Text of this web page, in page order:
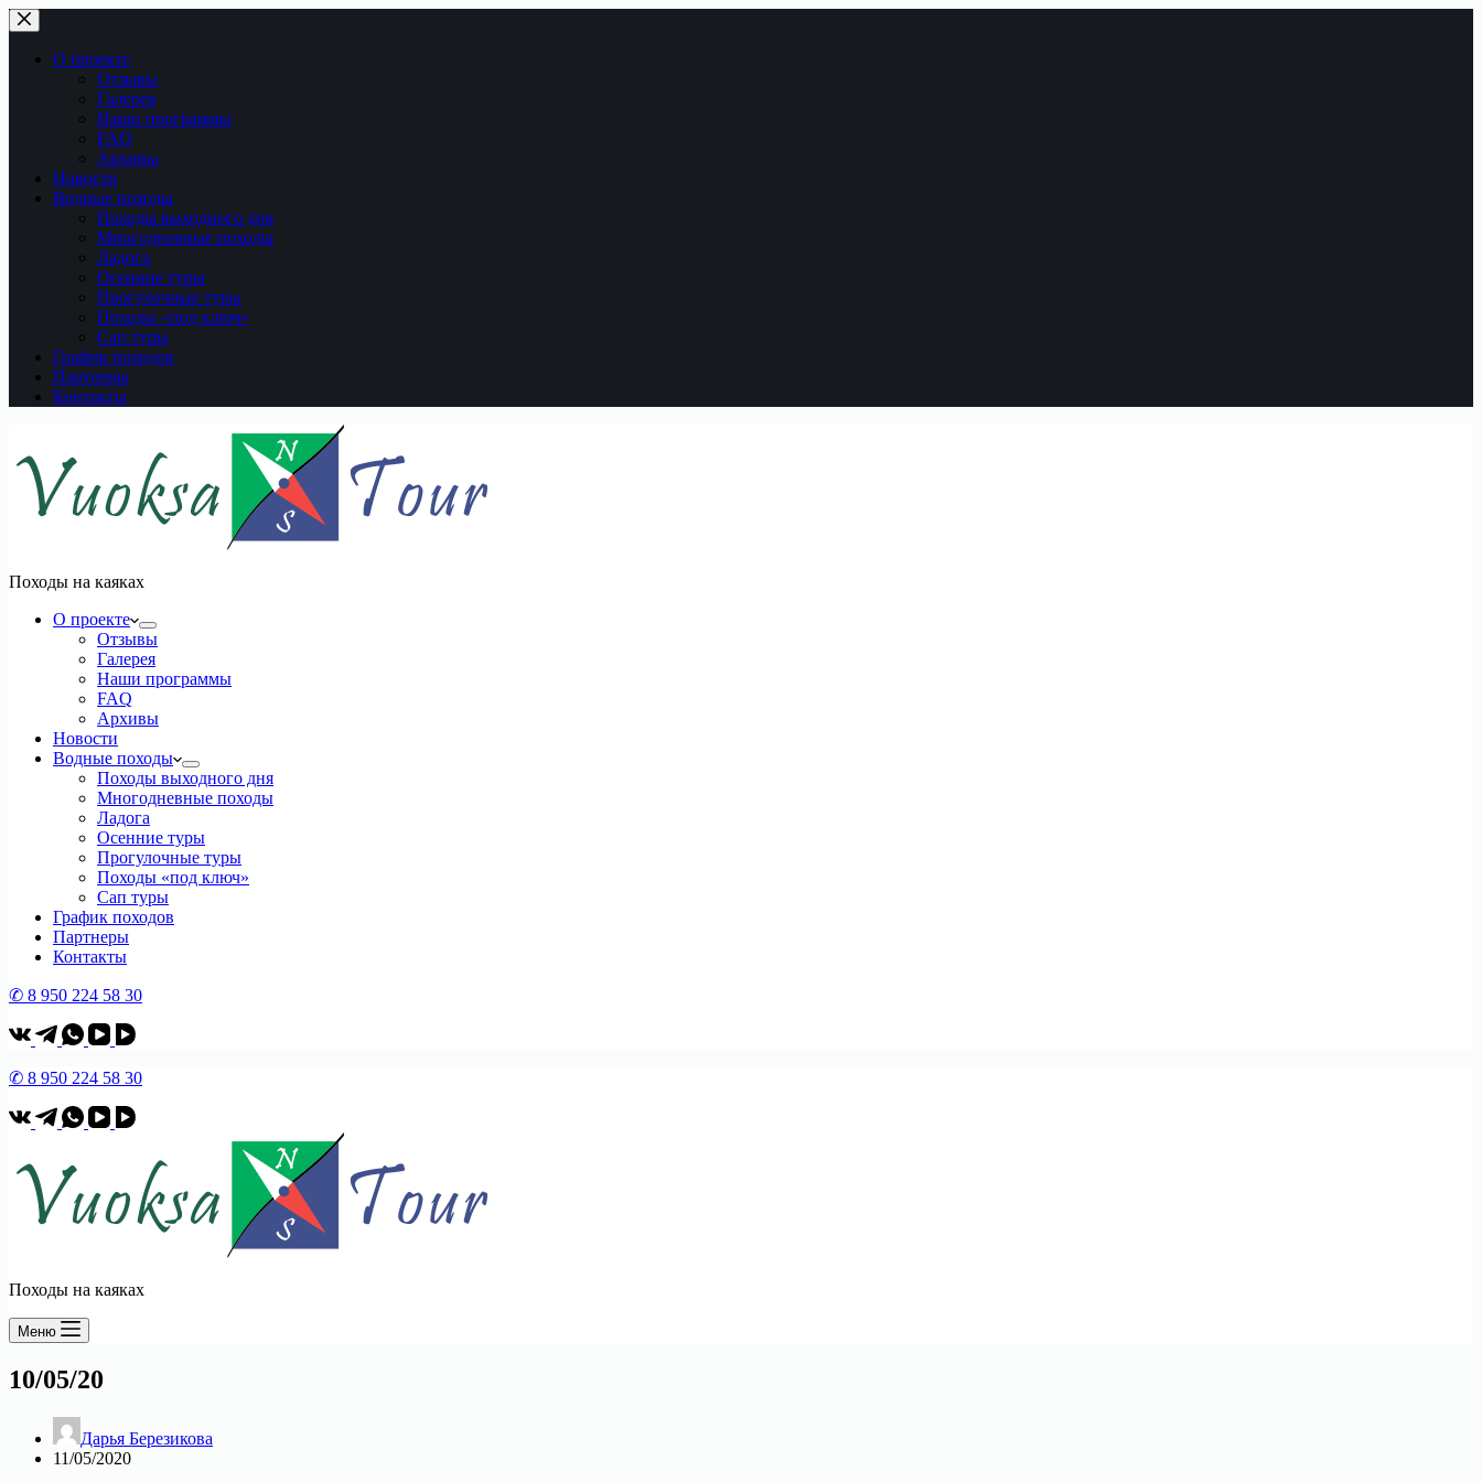
Перейти
к
сути
О проекте
Отзывы
Галерея
Наши программы
FAQ
Архивы
Новости
Водные походы
Походы выходного дня
Многодневные походы
Ладога
Осенние туры
Прогулочные туры
Походы «под ключ»
Сап туры
График походов
Партнеры
Контакты
Походы на каяках
О проекте
Отзывы
Галерея
Наши программы
FAQ
Архивы
Новости
Водные походы
Походы выходного дня
Многодневные походы
Ладога
Осенние туры
Прогулочные туры
Походы «под ключ»
Сап туры
График походов
Партнеры
Контакты
✆ 8 950 224 58 30
✆ 8 950 224 58 30
Походы на каяках
Меню
10/05/20
Дарья Березикова
11/05/2020